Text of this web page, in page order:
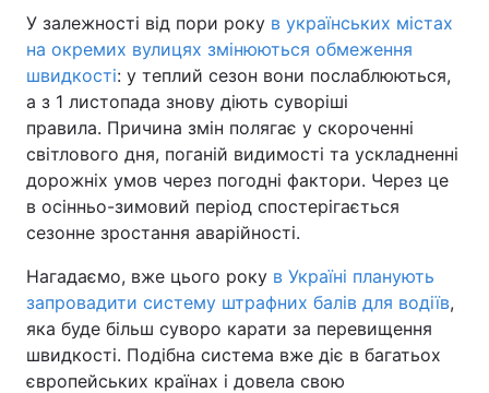
У залежності від пори року в українських містах
на окремих вулицях змінюються обмеження
швидкості: у теплий сезон вони послаблюються,
а з 1 листопада знову діють суворіші
правила. Причина змін полягає у скороченні
світлового дня, поганій видимості та ускладненні
дорожніх умов через погодні фактори. Через це
в осінньо-зимовий період спостерігається
сезонне зростання аварійності.
Нагадаємо, вже цього року в Україні планують
запровадити систему штрафних балів для водіїв,
яка буде більш суворо карати за перевищення
швидкості. Подібна система вже діє в багатьох
європейських країнах і довела свою